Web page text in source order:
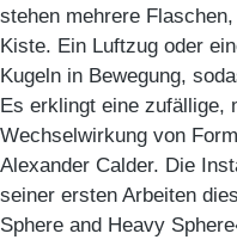
stehen mehrere
Kiste. Ein Luftzug oder
Kugeln in Bewegung,
Es erklingt eine zufällige,
Wechselwirkung von
Alexander Calder. Die
seiner ersten Arbeiten
Sphere and Heavy